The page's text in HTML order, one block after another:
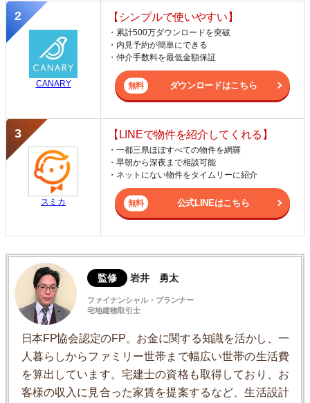
CANARY
【シンプルで使いやすい】
・累計500万ダウンロードを突破
・内見予約が簡単にできる
・仲介手数料を最低金額保証
ダウンロードはこちら
スミカ
【LINEで物件を紹介してくれる】
・一都三県ほぼすべての物件を網羅
・早朝から深夜まで相談可能
・ネットにない物件をタイムリーに紹介
公式LINEはこちら
監修 岩井 勇太
ファイナンシャル・プランナー
宅地建物取引士
日本FP協会認定のFP。お金に関する知識を活かし、一
人暮らしからファミリー世帯まで幅広い世帯の生活費
を算出しています。宅建士の資格も取得しており、お
客様の収入に見合った家賃を提案するなど、生活設計